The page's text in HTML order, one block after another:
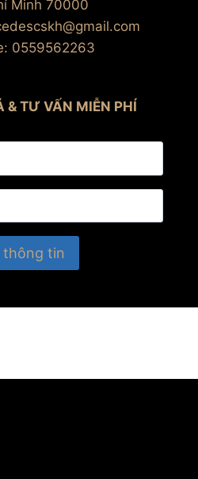
Minh 70000
0559562263
& TƯ VẤN MIỄN PHÍ